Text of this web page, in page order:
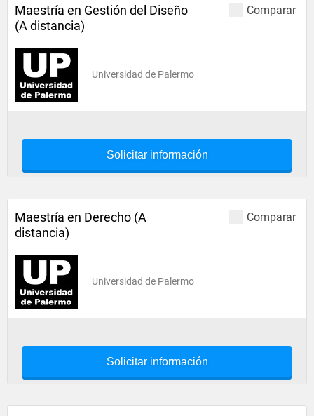
Comparar
Maestría en Gestión del Diseño
(A distancia)
Universidad de Palermo
Solicitar información
Comparar
Maestría en Derecho (A
distancia)
Universidad de Palermo
Solicitar información